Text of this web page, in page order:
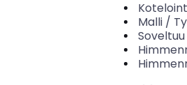
Malli /